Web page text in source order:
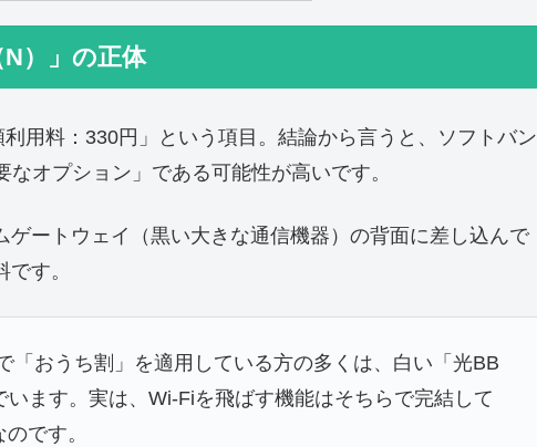
）」の正体
用料：330円」という項目。結論から言うと、ソフトバン
オプション」である可能性が高いです。
ゲートウェイ（黒い大きな通信機器）の背面に差し込んで
す。
「おうち割」を適用している方の多くは、白い「光BB
ます。実は、Wi-Fiを飛ばす機能はそちらで完結して
です。